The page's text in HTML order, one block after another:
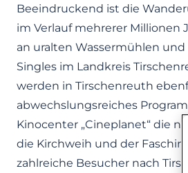
Beeindruckend ist die
im Verlauf mehrerer Millionen
an uralten Wassermühlen
Singles im Landkreis
werden in Tirschenreuth
abwechslungsreiches
Kinocenter „Cineplanet“ die
die Kirchweih und der
zahlreiche Besucher nach